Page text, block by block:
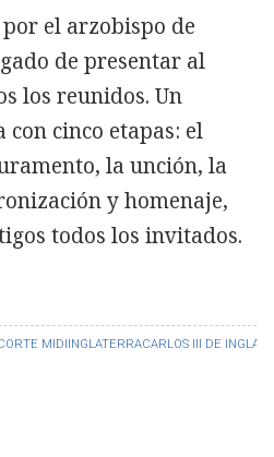
MIDIINGLATERRACARLOS III DE
el arzobispo de
de presentar al
los reunidos. Un
con cinco etapas: el
la unción, la
y homenaje,
todos los invitados.